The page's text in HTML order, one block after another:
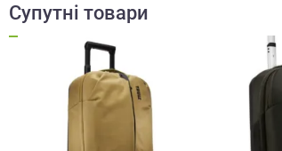
Супутні товари